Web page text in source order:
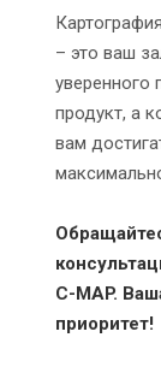
– это ваш
уверенного
продукт, а
вам
C-MAP.
приоритет!